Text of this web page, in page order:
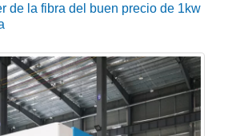
de la fibra del buen precio de 1kw